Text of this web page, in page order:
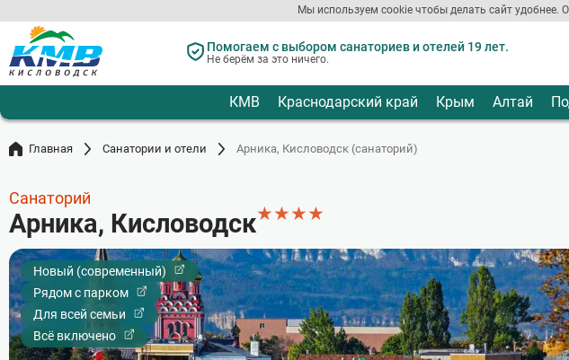
Мы используем cookie чтобы делать сайт удобнее.
Перейти
основному
содержанию
Помогаем с выбором санаториев и отелей 19 лет.
Не берём за это ничего.
КМВ Краснодарский край Крым Алтай
Главная Санатории и отели Арника, Кисловодск (санаторий)
Санаторий
Арника, Кисловодск★★★★
Новый (современный)
Рядом с парком
Для всей семьи
Всё включено